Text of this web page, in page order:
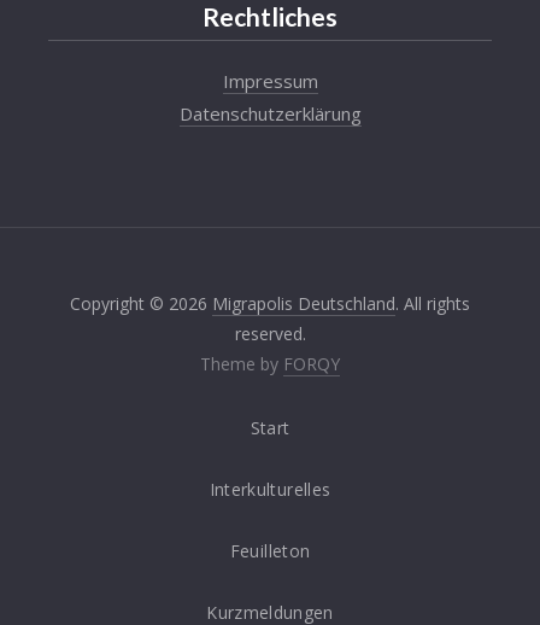
Rechtliches
Impressum
Datenschutzerklärung
Copyright © 2026 Migrapolis Deutschland. All rights
reserved.
Theme by FORQY
Start
Interkulturelles
Feuilleton
Kurzmeldungen